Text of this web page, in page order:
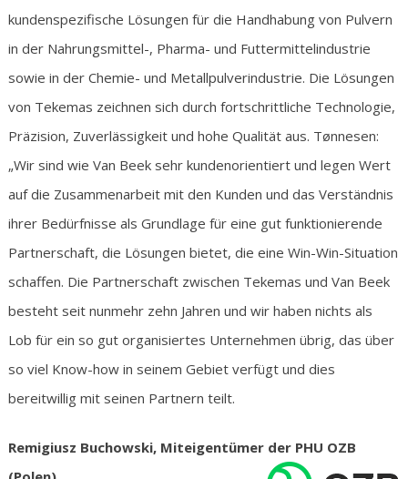
kundenspezifische Lösungen für die Handhabung von Pulvern
in der Nahrungsmittel-, Pharma- und Futtermittelindustrie
sowie in der Chemie- und Metallpulverindustrie. Die Lösungen
von Tekemas zeichnen sich durch fortschrittliche Technologie,
Präzision, Zuverlässigkeit und hohe Qualität aus. Tønnesen:
„Wir sind wie Van Beek sehr kundenorientiert und legen Wert
auf die Zusammenarbeit mit den Kunden und das Verständnis
ihrer Bedürfnisse als Grundlage für eine gut funktionierende
Partnerschaft, die Lösungen bietet, die eine Win-Win-Situation
schaffen. Die Partnerschaft zwischen Tekemas und Van Beek
besteht seit nunmehr zehn Jahren und wir haben nichts als
Lob für ein so gut organisiertes Unternehmen übrig, das über
so viel Know-how in seinem Gebiet verfügt und dies
bereitwillig mit seinen Partnern teilt.
Remigiusz Buchowski, Miteigentümer der PHU OZB